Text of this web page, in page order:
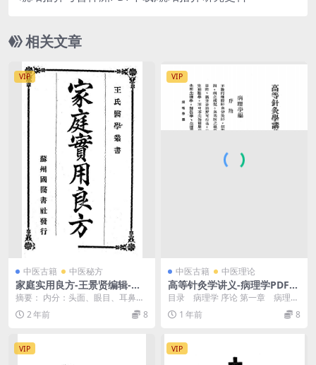
相关文章
VIP
中医古籍 中医秘方
家庭实用良方-王景贤编辑-中
国医学研究社
摘要： 内分：头面、眼目、耳鼻、
中风、儿科、杂治、忽救中毒等53
门。简介一般疾病...
2 年前 8
VIP
中医古籍 中医理论
高等针灸学讲义-病理学PDF下
载，缪绍予编译，针灸自学
目录 病理学 序论 第一章 病理学
总论 第一节 病理学之分类 ...
1 年前 8
VIP VIP